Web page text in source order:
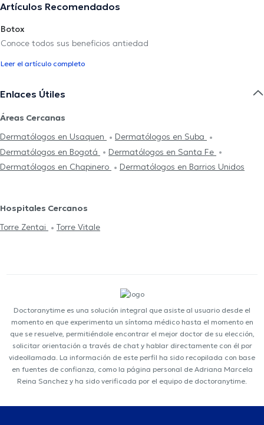
Artículos Recomendados
Botox
Conoce todos sus beneficios antiedad
Leer el artículo completo
Enlaces Útiles
Áreas Cercanas
Dermatólogos en Usaquen
Dermatólogos en Suba
Dermatólogos en Bogotá
Dermatólogos en Santa Fe
Dermatólogos en Chapinero
Dermatólogos en Barrios Unidos
Hospitales Cercanos
Torre Zentai
Torre Vitale
Doctoranytime es una solución integral que asiste al usuario desde el
momento en que experimenta un síntoma médico hasta el momento en
que se resuelve, permitiéndole encontrar el mejor doctor de su elección,
solicitar orientación a través de chat y hablar directamente con él por
videollamada. La información de este perfil ha sido recopilada con base
en fuentes de confianza, como la página personal de Adriana Marcela
Reina Sanchez y ha sido verificada por el equipo de doctoranytime.